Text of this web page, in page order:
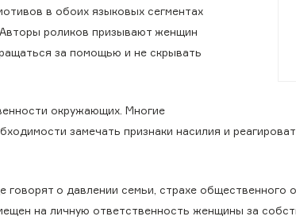
в обоих языковых сегментах
роликов призывают женщин
за помощью и не скрывать
окружающих. Многие
замечать признаки насилия и
о давлении семьи, страхе
на личную ответственность женщины за